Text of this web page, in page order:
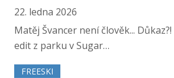
22. ledna 2026
Matěj Švancer není člověk...
edit z parku v Sugar…
FREESKI